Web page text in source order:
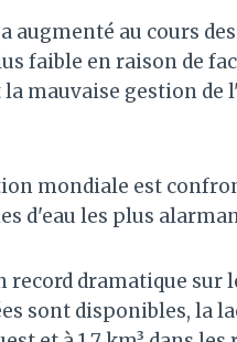
augmenté au cours
faible en raison de
mauvaise gestion de
mondiale est
d'eau les plus
record dramatique sur
sont disponibles, la